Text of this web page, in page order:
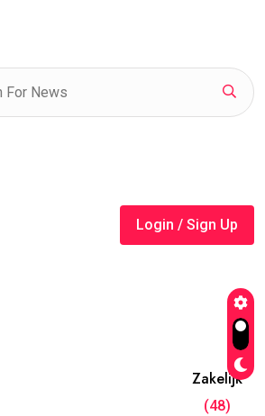
Login / Sign Up
Zakelijk
(48)